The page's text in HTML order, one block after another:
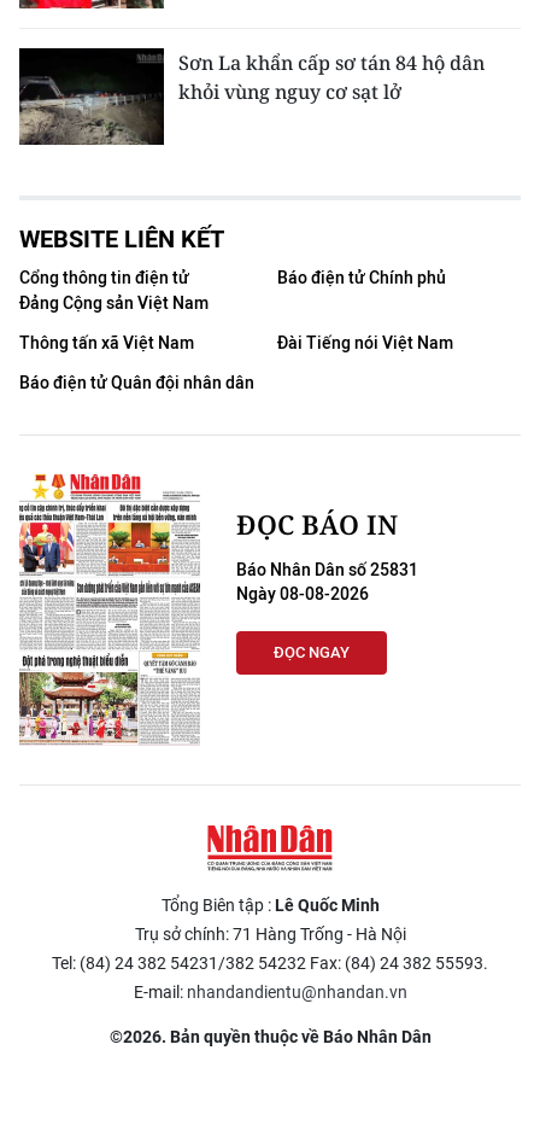
Sơn La khẩn cấp sơ tán 84 hộ dân
khỏi vùng nguy cơ sạt lở
WEBSITE LIÊN KẾT
Cổng thông tin điện tử
Đảng Cộng sản Việt Nam
Báo điện tử Chính phủ
Thông tấn xã Việt Nam
Đài Tiếng nói Việt Nam
Báo điện tử Quân đội nhân dân
ĐỌC BÁO IN
Báo Nhân Dân số 25831
Ngày 08-08-2026
ĐỌC NGAY
Tổng Biên tập :Lê Quốc Minh
Trụ sở chính: 71 Hàng Trống - Hà Nội
Tel: (84) 24 382 54231/382 54232 Fax: (84) 24 382 55593.
E-mail: nhandandientu@nhandan.vn
©2026. Bản quyền thuộc về Báo Nhân Dân